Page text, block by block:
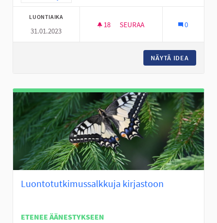
LUONTIAIKA
31.01.2023
18 18 SEURAAJAA
SEURAA 0
NÄYTÄ IDEA
Luontotutkimussalkkuja kirjastoon
ETENEE ÄÄNESTYKSEEN